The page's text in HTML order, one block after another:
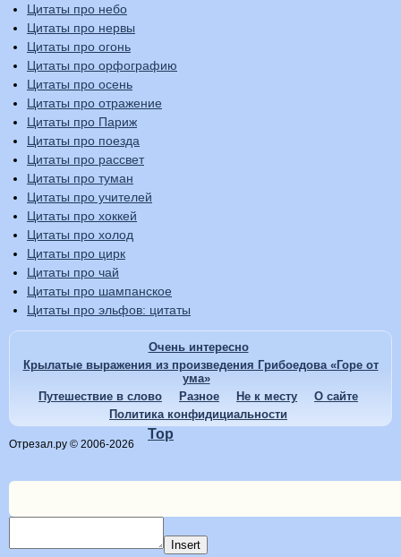
Цитаты про небо
Цитаты про нервы
Цитаты про огонь
Цитаты про орфографию
Цитаты про осень
Цитаты про отражение
Цитаты про Париж
Цитаты про поезда
Цитаты про рассвет
Цитаты про туман
Цитаты про учителей
Цитаты про хоккей
Цитаты про холод
Цитаты про цирк
Цитаты про чай
Цитаты про шампанское
Цитаты про эльфов: цитаты
Очень интересно
Крылатые выражения из произведения Грибоедова «Горе от
ума»
Путешествие в слово
Разное Не к месту
О сайте
Политика конфидициальности
Отрезал.ру © 2006-2026
Top
Insert